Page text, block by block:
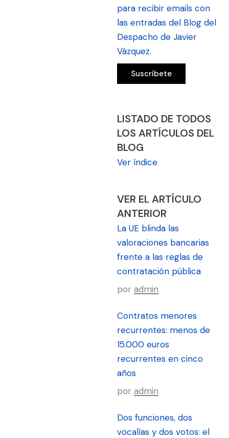
para recibir emails con
las entradas del Blog del
Despacho de Javier
Vázquez.
LISTADO DE TODOS
LOS ARTÍCULOS DEL
BLOG
Ver índice
VER EL ARTÍCULO
ANTERIOR
La UE blinda las
valoraciones bancarias
frente a las reglas de
contratación pública
por admin
Contratos menores
recurrentes: menos de
15.000 euros
recurrentes en cinco
años
por admin
Dos funciones, dos
vocalías y dos votos: el